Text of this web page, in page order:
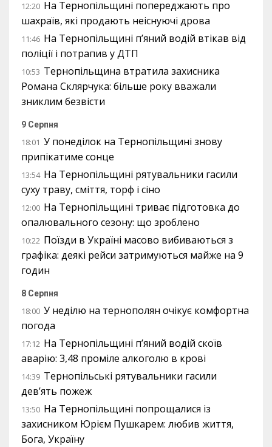
12:20 На Тернопільщині попереджають про
шахраїв, які продають неіснуючі дрова
11:46 На Тернопільщині п’яний водій втікав від
поліції і потрапив у ДТП
10:53 Тернопільщина втратила захисника
Романа Склярчука: більше року вважали
зниклим безвісти
9 Серпня
18:01 У понеділок на Тернопільщині знову
припікатиме сонце
13:54 На Тернопільщині рятувальники гасили
суху траву, сміття, торф і сіно
12:00 На Тернопільщині триває підготовка до
опалювального сезону: що зроблено
10:22 Поїзди в Україні масово вибиваються з
графіка: деякі рейси затримуються майже на 9
годин
8 Серпня
18:00 У неділю на тернополян очікує комфортна
погода
17:12 На Тернопільщині п’яний водій скоїв
аварію: 3,48 проміле алкоголю в крові
14:39 Тернопільські рятувальники гасили
дев’ять пожеж
13:50 На Тернопільщині попрощалися із
захисником Юрієм Пушкарем: любив життя,
Бога, Україну